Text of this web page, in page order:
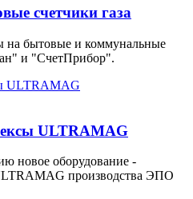
счетчики газа
бытовые и коммунальные
и "СчетПрибор".
ULTRAMAG
новое оборудование -
производства ЭПО